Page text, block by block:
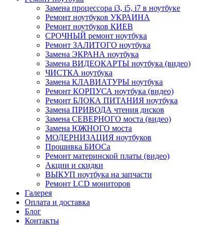
Замена процессора i3, i5, i7 в ноутбуке
Ремонт ноутбуков УКРАИНА
Ремонт ноутбуков КИЕВ
СРОЧНЫЙ ремонт ноутбука
Ремонт ЗАЛИТОГО ноутбука
Замена ЭКРАНА ноутбука
Замена ВИДЕОКАРТЫ ноутбука (видео)
ЧИСТКА ноутбука
Замена КЛАВИАТУРЫ ноутбука
Ремонт КОРПУСА ноутбука (видео)
Ремонт БЛОКА ПИТАНИЯ ноутбука
Замена ПРИВОДА чтения дисков
Замена СЕВЕРНОГО моста (видео)
Замена ЮЖНОГО моста
МОДЕРНИЗАЦИЯ ноутбуков
Прошивка БИОСа
Ремонт материнской платы (видео)
Акции и скидки
ВЫКУП ноутбука на запчасти
Ремонт LCD мониторов
Галерея
Оплата и доставка
Блог
Контакты